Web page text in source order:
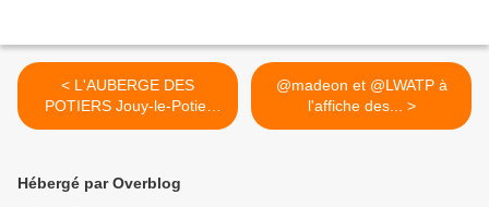
< L'AUBERGE DES
POTIERS Jouy-le-Potier
(Loiret) ...
@madeon et @LWATP à
l'affiche des... >
Hébergé par Overblog